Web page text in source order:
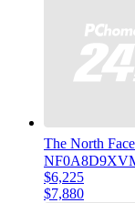
The North
$6,225
$7,880